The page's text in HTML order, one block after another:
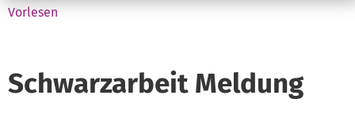
Vorlesen
Schwarzarbeit Meldung